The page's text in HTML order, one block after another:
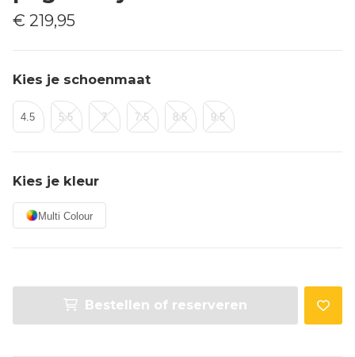
€ 219,95
Kies je schoenmaat
4.5 5.5 7 7.5 8.5 9.5
Kies je kleur
Multi Colour
Bestellen of reserveren